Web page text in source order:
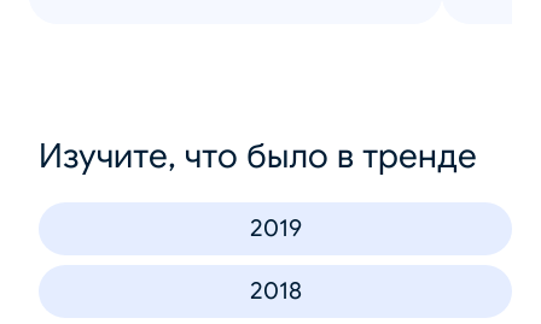
Изучите, что было в тренде
2019
2018